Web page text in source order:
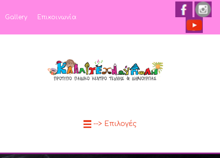
Gallery Επικοινωνία
--> Επιλογές